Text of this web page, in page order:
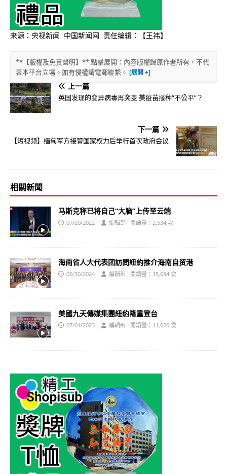
来源：央视新闻 中国新闻网 责任编辑：【王祎】
**【版權及免責聲明】** 點擊展開：內容版權歸原作者所有，不代
表本平台立場。如有侵權請電郵聯繫。
上一篇
英国发现的变异病毒再突变 美疫苗接种“不公平”？
下一篇
【短视频】缅甸军方接管国家权力后举行首次政府会议
相關新聞
马斯克称已将自己“大脑”上传至云端
07/20/2022 編輯部 · 閱讀量：2,534 次
海南省人大代表团訪問紐約推介海南自贸港
06/30/2024 編輯部 · 閱讀量：15,084 次
美國九天傳媒集團紐約隆重登台
07/01/2023 編輯部 · 閱讀量：11,020 次